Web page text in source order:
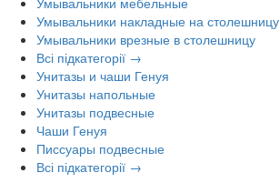
Умывальники накладные на столешницу
Умывальники врезные в столешницу
Всі підкатегорії →
Унитазы и чаши Генуя
Унитазы напольные
Унитазы подвесные
Чаши Генуя
Писсуары подвесные
Всі підкатегорії →